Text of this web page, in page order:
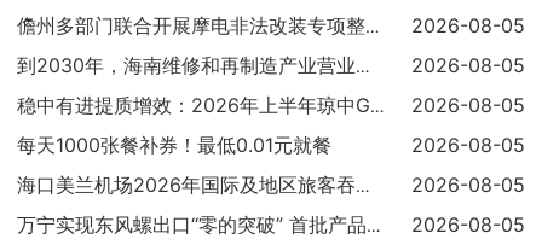
儋州多部门联合开展摩电非法改装专项整治 查扣涉案车辆25辆 2026-08-05
到2030年，海南维修和再制造产业营业收入达到300亿元 2026-08-05
稳中有进提质增效：2026年上半年琼中GDP同比增长4.1%
2026-08-05
每天1000张餐补券！最低0.01元就餐
2026-08-05
海口美兰机场2026年国际及地区旅客吞吐量已超过100万人次 2026-08-05
万宁实现东风螺出口“零的突破” 首批产品顺利输往马来西亚
2026-08-05